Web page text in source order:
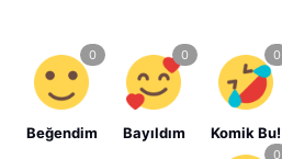
Beğendim Bayıldım Komik Bu!